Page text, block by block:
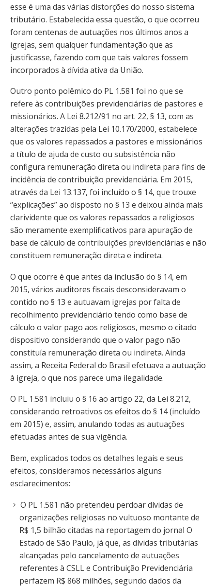
esse é uma das várias distorções do nosso sistema
tributário. Estabelecida essa questão, o que ocorreu
foram centenas de autuações nos últimos anos a
igrejas, sem qualquer fundamentação que as
justificasse, fazendo com que tais valores fossem
incorporados à dívida ativa da União.
Outro ponto polêmico do PL 1.581 foi no que se
refere às contribuições previdenciárias de pastores e
missionários. A Lei 8.212/91 no art. 22, § 13, com as
alterações trazidas pela Lei 10.170/2000, estabelece
que os valores repassados a pastores e missionários
a título de ajuda de custo ou subsistência não
configura remuneração direta ou indireta para fins de
incidência de contribuição previdenciária. Em 2015,
através da Lei 13.137, foi incluído o § 14, que trouxe
“explicações” ao disposto no § 13 e deixou ainda mais
clarividente que os valores repassados a religiosos
são meramente exemplificativos para apuração de
base de cálculo de contribuições previdenciárias e não
constituem remuneração direta e indireta.
O que ocorre é que antes da inclusão do § 14, em
2015, vários auditores fiscais desconsideravam o
contido no § 13 e autuavam igrejas por falta de
recolhimento previdenciário tendo como base de
cálculo o valor pago aos religiosos, mesmo o citado
dispositivo considerando que o valor pago não
constituía remuneração direta ou indireta. Ainda
assim, a Receita Federal do Brasil efetuava a autuação
à igreja, o que nos parece uma ilegalidade.
O PL 1.581 incluiu o § 16 ao artigo 22, da Lei 8.212,
considerando retroativos os efeitos do § 14 (incluído
em 2015) e, assim, anulando todas as autuações
efetuadas antes de sua vigência.
Bem, explicados todos os detalhes legais e seus
efeitos, consideramos necessários alguns
esclarecimentos:
O PL 1.581 não pretendeu perdoar dívidas de
organizações religiosas no vultuoso montante de
R$ 1,5 bilhão citadas na reportagem do jornal O
Estado de São Paulo, já que, as dívidas tributárias
alcançadas pelo cancelamento de autuações
referentes à CSLL e Contribuição Previdenciária
perfazem R$ 868 milhões, segundo dados da